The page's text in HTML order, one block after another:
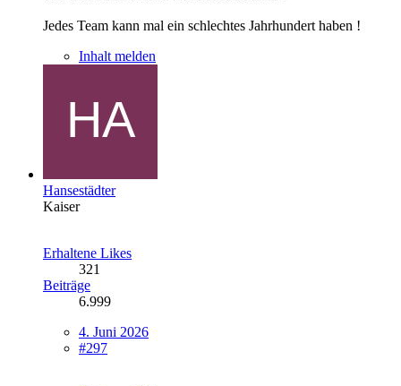
Jedes Team kann mal ein schlechtes Jahrhundert haben !
Inhalt melden
Hansestädter
Kaiser
Erhaltene Likes
321
Beiträge
6.999
4. Juni 2026
#297